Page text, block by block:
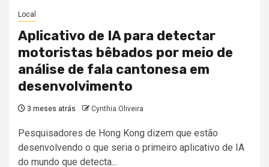
Local
Aplicativo de IA para detectar
motoristas bêbados por meio de
análise de fala cantonesa em
desenvolvimento
3 meses atrás Cynthia Oliveira
Pesquisadores de Hong Kong dizem que estão
desenvolvendo o que seria o primeiro aplicativo de IA
do mundo que detecta...